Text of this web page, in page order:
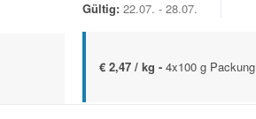
Gültig: 22.07. - 28.07.
€ 2,47 / kg - 4x100 g Packung